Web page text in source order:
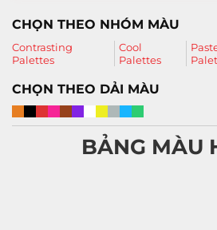
CHỌN THEO NHÓM MÀU
Contrasting
Palettes
Cool
Palettes
CHỌN THEO DẢI MÀU
BẢNG MÀU